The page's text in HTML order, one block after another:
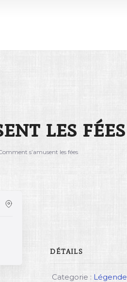
les fées
s’amusent les fées
DÉTAILS
Categorie : Légende